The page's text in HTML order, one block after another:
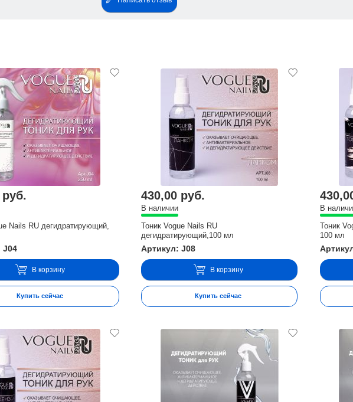
руб.
Nails RU дегидратирующий,
J04
В корзину
Купить сейчас
430,00 руб.
В наличии
Тоник Vogue Nails RU
дегидратирующий,100 мл
Артикул: J08
В корзину
Купить сейчас
В
Тоник
100 мл